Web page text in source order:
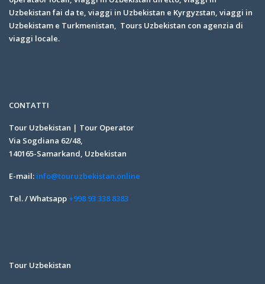
Uzbekistan fai da te, viaggi in Uzbekistan e Kyrgyzstan, viaggi in
Uzbekistam e Turkmenistan, Tours Uzbekistan con agenzia di
viaggi locale.
CONTATTI
Tour Uzbekistan | Tour Operator
Via Sogdiana 62/48,
140165-Samarkand, Uzbekistan
E-mail: info@touruzbekistan.online
Tel. / Whatsapp +998 93 338 8383
Tour Uzbekistan